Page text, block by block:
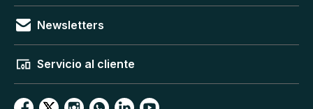
Newsletters
Servicio al cliente